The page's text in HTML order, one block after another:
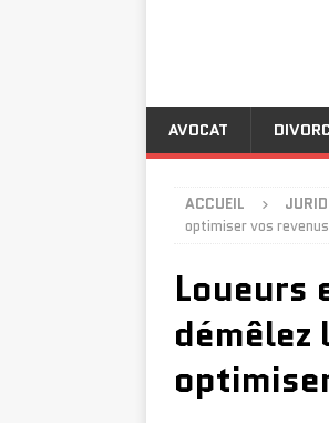
AVOCAT
ACCUEIL
optimiser vos
Loueurs